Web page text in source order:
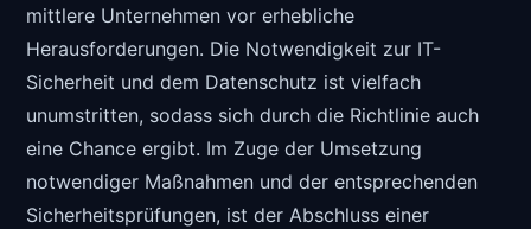
mittlere Unternehmen vor erhebliche
Herausforderungen. Die Notwendigkeit zur IT-
Sicherheit und dem Datenschutz ist vielfach
unumstritten, sodass sich durch die Richtlinie auch
eine Chance ergibt. Im Zuge der Umsetzung
notwendiger Maßnahmen und der entsprechenden
Sicherheitsprüfungen, ist der Abschluss einer